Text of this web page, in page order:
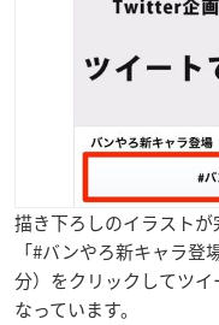
描き下ろしのイラスト
「#バンやろ新キャラ
分）をクリックしてツ
なっています。